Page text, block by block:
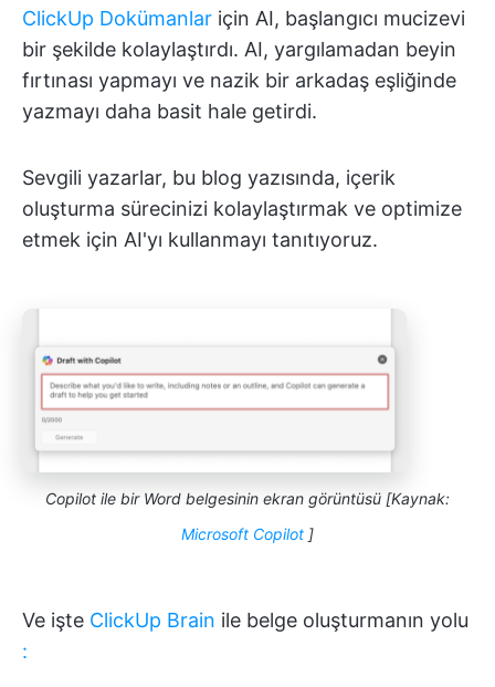
ClickUp Dokümanlar için AI, başlangıcı mucizevi
bir şekilde kolaylaştırdı. AI, yargılamadan beyin
fırtınası yapmayı ve nazik bir arkadaş eşliğinde
yazmayı daha basit hale getirdi.
Sevgili yazarlar, bu blog yazısında, içerik
oluşturma sürecinizi kolaylaştırmak ve optimize
etmek için AI'yı kullanmayı tanıtıyoruz.
Copilot ile bir Word belgesinin ekran görüntüsü [Kaynak:
Microsoft Copilot ]
Ve işte ClickUp Brain ile belge oluşturmanın yolu
: